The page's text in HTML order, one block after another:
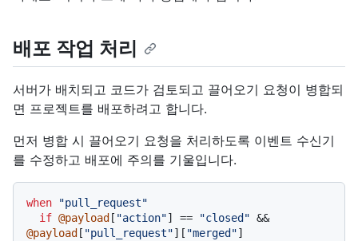
배포 작업 처리
서버가 배치되고 코드가 검토되고 끌어오기 요청이 병합되
면 프로젝트를 배포하려고 합니다.
먼저 병합 시 끌어오기 요청을 처리하도록 이벤트 수신기
를 수정하고 배포에 주의를 기울입니다.
when
"pull_request"
if @payload [ "action"] == "closed"
&&
@payload [ "pull_request"][ "merged"]